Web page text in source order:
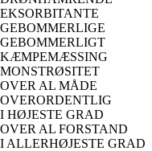
EKSORBITANTE
GEBOMMERLIGE
GEBOMMERLIGT
KÆMPEMÆSSING
MONSTRØSITET
OVER AL MÅDE
OVERORDENTLIG
I HØJESTE GRAD
OVER AL FORSTAND
I ALLERHØJESTE GRAD